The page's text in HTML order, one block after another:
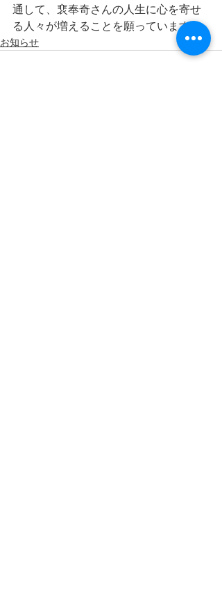
通して、裵奉奇さんの人生に心を寄せ
る人々が増えることを願っています。
お知らせ